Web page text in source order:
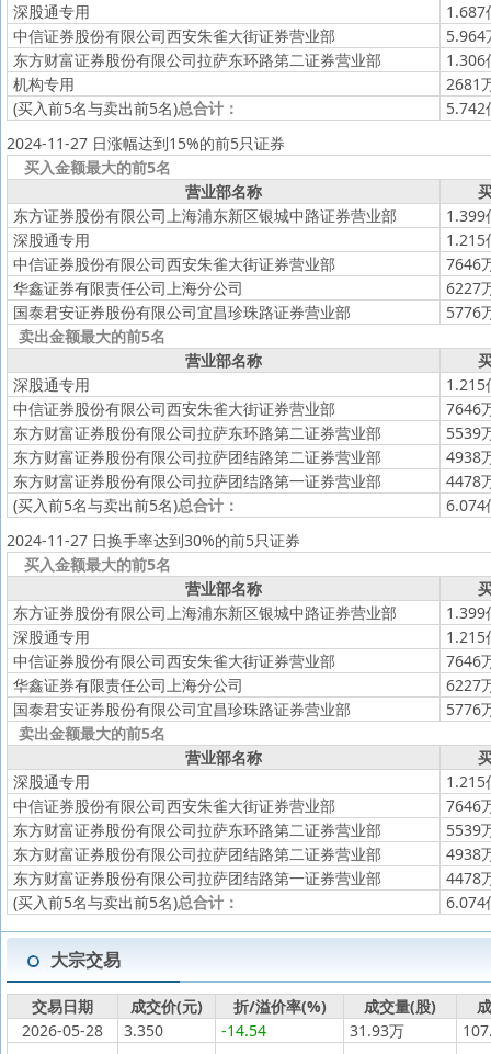
深股通专用
1.687
中信证券股份有限公司西安朱雀大街证券营业部
5.964
东方财富证券股份有限公司拉萨东环路第二证券营业部
1.306
机构专用
2681
(买入前5名与卖出前5名)总合计：
5.742
2024-11-27 日涨幅达到15%的前5只证券
买入金额最大的前5名
营业部名称
东方证券股份有限公司上海浦东新区银城中路证券营业部
1.399
深股通专用
1.215
中信证券股份有限公司西安朱雀大街证券营业部
7646
华鑫证券有限责任公司上海分公司
6227
国泰君安证券股份有限公司宜昌珍珠路证券营业部
5776
卖出金额最大的前5名
营业部名称
深股通专用
1.215
中信证券股份有限公司西安朱雀大街证券营业部
7646
东方财富证券股份有限公司拉萨东环路第二证券营业部
5539
东方财富证券股份有限公司拉萨团结路第二证券营业部
4938
东方财富证券股份有限公司拉萨团结路第一证券营业部
4478
(买入前5名与卖出前5名)总合计：
6.074
2024-11-27 日换手率达到30%的前5只证券
买入金额最大的前5名
营业部名称
东方证券股份有限公司上海浦东新区银城中路证券营业部
1.399
深股通专用
1.215
中信证券股份有限公司西安朱雀大街证券营业部
7646
华鑫证券有限责任公司上海分公司
6227
国泰君安证券股份有限公司宜昌珍珠路证券营业部
5776
卖出金额最大的前5名
营业部名称
深股通专用
1.215
中信证券股份有限公司西安朱雀大街证券营业部
7646
东方财富证券股份有限公司拉萨东环路第二证券营业部
5539
东方财富证券股份有限公司拉萨团结路第二证券营业部
4938
东方财富证券股份有限公司拉萨团结路第一证券营业部
4478
(买入前5名与卖出前5名)总合计： 6.074
大宗交易
交易日期 成交价(元) 折/溢价率(%) 成交量(股)
2026-05-28
3.350 -14.54 31.93万